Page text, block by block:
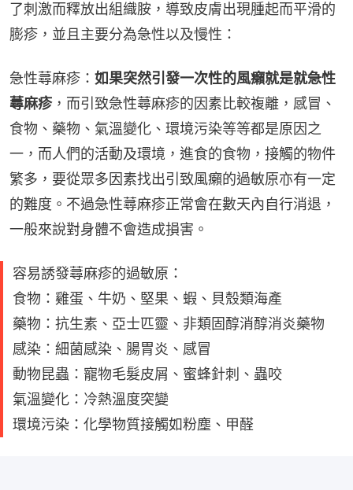
了刺激而釋放出組織胺，導致皮膚出現腫起而平滑的
膨疹，並且主要分為急性以及慢性：
急性蕁麻疹： 如果突然引發一次性的風癩就是就急性
蕁麻疹，而引致急性蕁麻疹的因素比較複離，感冒、
食物、藥物、氣溫變化、環境污染等等都是原因之
一，而人們的活動及環境，進食的食物，接觸的物件
繁多，要從眾多因素找出引致風癩的過敏原亦有一定
的難度。不過急性蕁麻疹正常會在數天內自行消退，
一般來說對身體不會造成損害。
容易誘發蕁麻疹的過敏原：
食物：雞蛋、牛奶、堅果、蝦、貝殼類海產
藥物：抗生素、亞士匹靈、非類固醇消醇消炎藥物
感染：細菌感染、腸胃炎、感冒
動物昆蟲：寵物毛髮皮屑、蜜蜂針刺、蟲咬
氣溫變化：冷熱溫度突變
環境污染：化學物質接觸如粉塵、甲醛